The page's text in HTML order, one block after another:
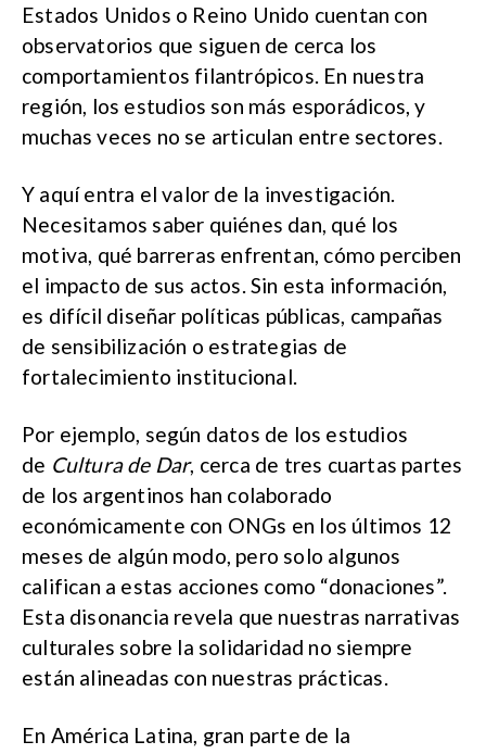
Estados Unidos o Reino Unido cuentan con
observatorios que siguen de cerca los
comportamientos filantrópicos. En nuestra
región, los estudios son más esporádicos, y
muchas veces no se articulan entre sectores.
Y aquí entra el valor de la investigación.
Necesitamos saber quiénes dan, qué los
motiva, qué barreras enfrentan, cómo perciben
el impacto de sus actos. Sin esta información,
es difícil diseñar políticas públicas, campañas
de sensibilización o estrategias de
fortalecimiento institucional.
Por ejemplo, según datos de los estudios
de Cultura de Dar, cerca de tres cuartas partes
de los argentinos han colaborado
económicamente con ONGs en los últimos 12
meses de algún modo, pero solo algunos
califican a estas acciones como “donaciones”.
Esta disonancia revela que nuestras narrativas
culturales sobre la solidaridad no siempre
están alineadas con nuestras prácticas.
En América Latina, gran parte de la